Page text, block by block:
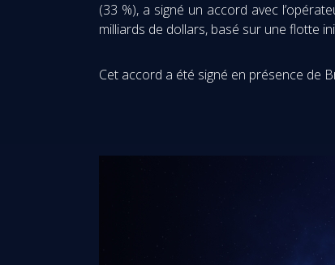
(33 %), a signé un accord avec
milliards de dollars, basé sur une flotte
Cet accord a été signé en présence de